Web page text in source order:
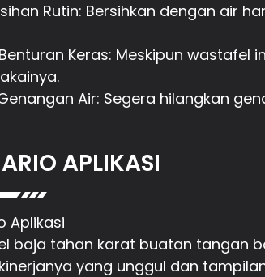
Rutin: Bersihkan dengan air
Keras: Meskipun
Air: Segera hilangkan
APLIKASI
Aplikasi
baja tahan karat buatan tangan
yang unggul dan